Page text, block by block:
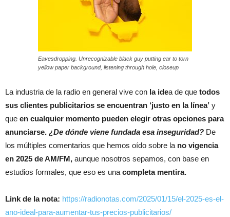
Eavesdropping. Unrecognizable black guy putting ear to torn
yellow paper background, listening through hole, closeup
La industria de la radio en general vive con la idea de que todos
sus clientes publicitarios se encuentran ‘justo en la línea’ y
que en cualquier momento pueden elegir otras opciones para
anunciarse. ¿De dónde viene fundada esa inseguridad? De
los múltiples comentarios que hemos oído sobre la no vigencia
en 2025 de AM/FM, aunque nosotros sepamos, con base en
estudios formales, que eso es una completa mentira.
Link de la nota: https://radionotas.com/2025/01/15/el-2025-es-el-
ano-ideal-para-aumentar-tus-precios-publicitarios/